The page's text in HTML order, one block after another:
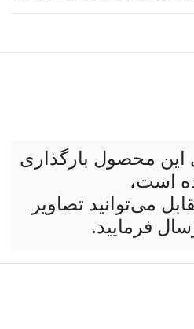
این محصول بارگذاری
است،
می‌توانید تصاویر
فرمایید.